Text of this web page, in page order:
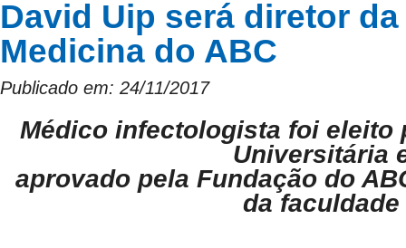
David Uip será diretor
Medicina do ABC
Publicado em: 24/11/2017
Médico infectologista foi eleito
Universitária
aprovado pela Fundação do
da faculdade